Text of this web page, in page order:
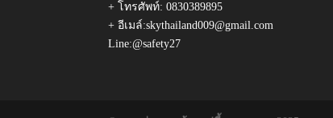
+ โทรศัพท์: 0830389895
+ อีเมล์:skythailand009@gmail.com
Line:@safety27